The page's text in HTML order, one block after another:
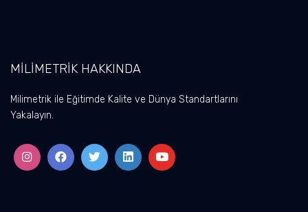
MİLİMETRİK HAKKINDA
Milimetrik ile Eğitimde Kalite ve Dünya Standartlarını
Yakalayın.